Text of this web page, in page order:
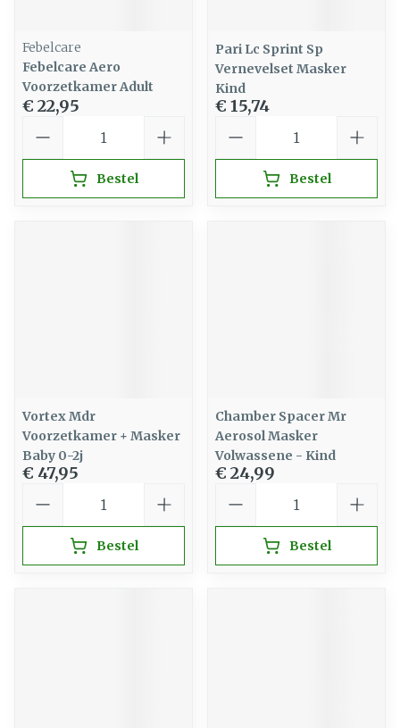
Febelcare
Febelcare Aero
Voorzetkamer Adult
€ 22,95
Bestel
Pari Lc Sprint Sp
Vernevelset Masker
Kind
€ 15,74
Bestel
Vortex Mdr
Voorzetkamer + Masker
Baby 0-2j
€ 47,95
Bestel
Chamber Spacer Mr
Aerosol Masker
Volwassene - Kind
€ 24,99
Bestel